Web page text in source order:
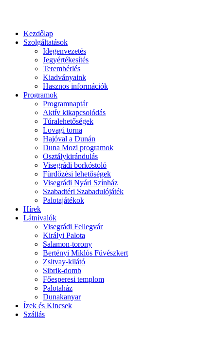
Kezdőlap
Szolgáltatások
Idegenvezetés
Jegyértékesítés
Terembérlés
Kiadványaink
Hasznos információk
Programok
Programnaptár
Aktív kikapcsolódás
Túralehetőségek
Lovagi torna
Hajóval a Dunán
Duna Mozi programok
Osztálykirándulás
Visegrádi borkóstoló
Fürdőzési lehetőségek
Visegrádi Nyári Színház
Szabadtéri Szabadulójáték
Palotajátékok
Hírek
Látnivalók
Visegrádi Fellegvár
Királyi Palota
Salamon-torony
Bertényi Miklós Füvészkert
Zsitvay-kilátó
Sibrik-domb
Főesperesi templom
Palotaház
Dunakanyar
Ízek és Kincsek
Szállás